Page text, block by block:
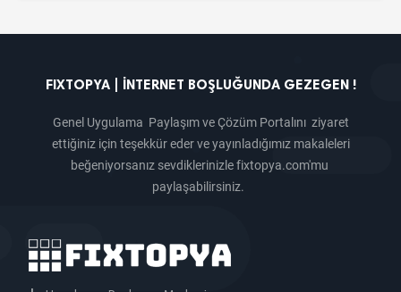
FIXTOPYA | İNTERNET BOŞLUĞUNDA GEZEGEN !
Genel Uygulama Paylaşım ve Çözüm Portalını ziyaret
ettiğiniz için teşekkür eder ve yayınladığımız makaleleri
beğeniyorsanız sevdiklerinizle fixtopya.com'mu
paylaşabilirsiniz.